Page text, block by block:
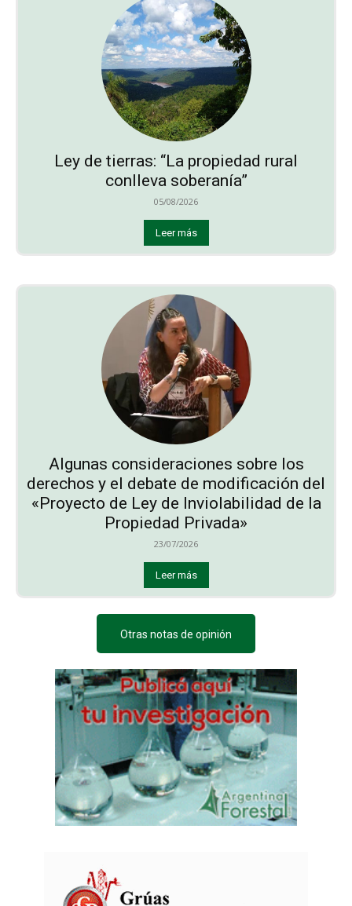
Ley de tierras: “La propiedad rural
conlleva soberanía”
05/08/2026
Leer más
Algunas consideraciones sobre los
derechos y el debate de modificación del
«Proyecto de Ley de Inviolabilidad de la
Propiedad Privada»
23/07/2026
Leer más
Otras notas de opinión